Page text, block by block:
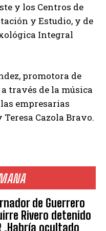
de Guerrero
Rivero detenido
.Habría ocultado
y los Centros de
y Estudio, y de
Integral
promotora de
través de la música
empresarias
Cazola Bravo.